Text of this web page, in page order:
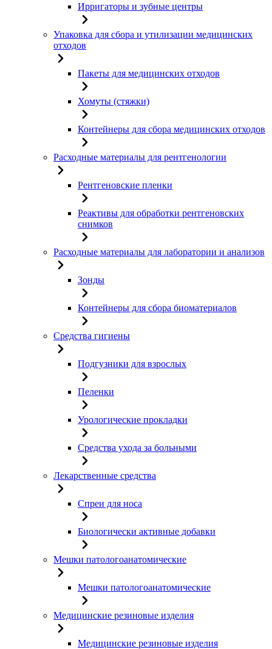
Ирригаторы и зубные центры
Упаковка для сбора и утилизации медицинских
отходов
Пакеты для медицинских отходов
Хомуты (стяжки)
Контейнеры для сбора медицинских отходов
Расходные материалы для рентгенологии
Рентгеновские пленки
Реактивы для обработки рентгеновских
снимков
Расходные материалы для лаборатории и анализов
Зонды
Контейнеры для сбора биоматериалов
Средства гигиены
Подгузники для взрослых
Пеленки
Урологические прокладки
Средства ухода за больными
Лекарственные средства
Спреи для носа
Биологически активные добавки
Мешки патологоанатомические
Мешки патологоанатомические
Медицинские резиновые изделия
Медицинские резиновые изделия